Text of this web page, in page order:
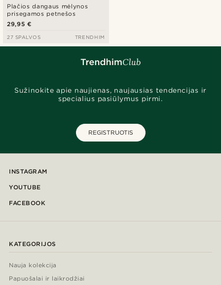
Plačios dangaus mėlynos
prisegamos petnešos
29,95 €
27 SPALVOS TRENDHIM
Sužinokite apie naujienas, naujausias tendencijas ir
specialius pasiūlymus pirmi.
REGISTRUOTIS
INSTAGRAM
YOUTUBE
FACEBOOK
KATEGORIJOS
Nauja kolekcija
Papuošalai ir laikrodžiai